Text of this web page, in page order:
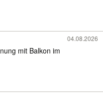
04.08.2026
mit Balkon im